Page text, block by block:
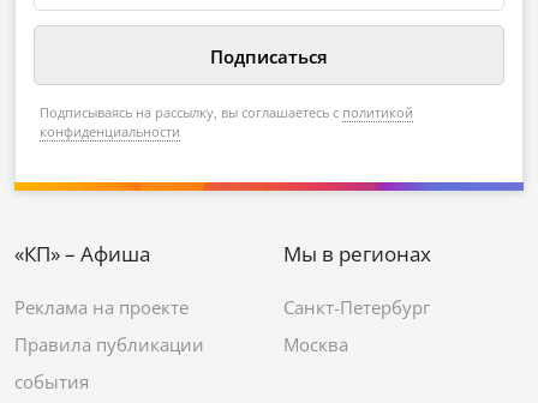
Подписываясь на рассылку, вы соглашаетесь с политикой
конфиденциальности
«КП» – Афиша
Реклама на проекте
Правила публикации
события
Мы в регионах
Санкт-Петербург
Москва